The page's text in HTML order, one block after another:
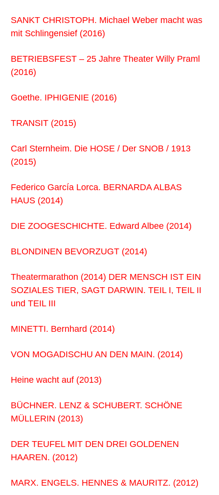
SANKT CHRISTOPH. Michael Weber macht was
mit Schlingensief (2016)
BETRIEBSFEST – 25 Jahre Theater Willy Praml
(2016)
Goethe. IPHIGENIE (2016)
TRANSIT (2015)
Carl Sternheim. Die HOSE / Der SNOB / 1913
(2015)
Federico García Lorca. BERNARDA ALBAS
HAUS (2014)
DIE ZOOGESCHICHTE. Edward Albee (2014)
BLONDINEN BEVORZUGT (2014)
Theatermarathon (2014) DER MENSCH IST EIN
SOZIALES TIER, SAGT DARWIN. TEIL I, TEIL II
und TEIL III
MINETTI. Bernhard (2014)
VON MOGADISCHU AN DEN MAIN. (2014)
Heine wacht auf (2013)
BÜCHNER. LENZ & SCHUBERT. SCHÖNE
MÜLLERIN (2013)
DER TEUFEL MIT DEN DREI GOLDENEN
HAAREN. (2012)
MARX. ENGELS. HENNES & MAURITZ. (2012)